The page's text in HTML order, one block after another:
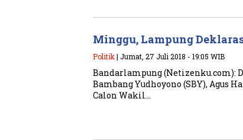
Minggu, Lampung
Politik| Jumat, 27 Juli 2018 - 19:05 WIB
Bandarlampung (Netizenku.com):
Bambang Yudhoyono (SBY), Agus
Calon Wakil…